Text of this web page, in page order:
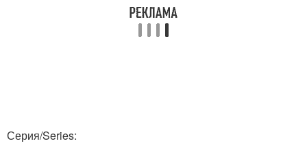
Серия/Series: